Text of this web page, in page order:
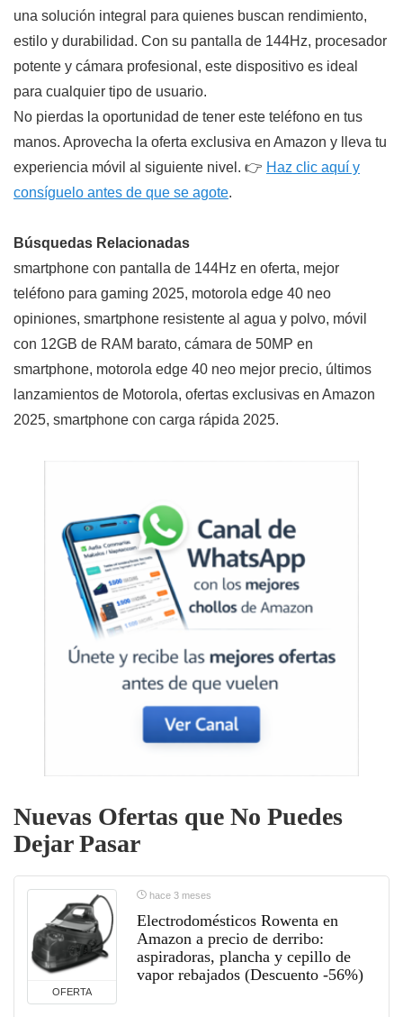
una solución integral para quienes buscan rendimiento,
estilo y durabilidad. Con su pantalla de 144Hz, procesador
potente y cámara profesional, este dispositivo es ideal
para cualquier tipo de usuario.
No pierdas la oportunidad de tener este teléfono en tus
manos. Aprovecha la oferta exclusiva en Amazon y lleva tu
experiencia móvil al siguiente nivel. 👉 Haz clic aquí y
consíguelo antes de que se agote.
Búsquedas Relacionadas
smartphone con pantalla de 144Hz en oferta, mejor
teléfono para gaming 2025, motorola edge 40 neo
opiniones, smartphone resistente al agua y polvo, móvil
con 12GB de RAM barato, cámara de 50MP en
smartphone, motorola edge 40 neo mejor precio, últimos
lanzamientos de Motorola, ofertas exclusivas en Amazon
2025, smartphone con carga rápida 2025.
Nuevas Ofertas que No Puedes
Dejar Pasar
OFERTA
hace 3 meses
Electrodomésticos Rowenta en
Amazon a precio de derribo:
aspiradoras, plancha y cepillo de
vapor rebajados (Descuento -56%)